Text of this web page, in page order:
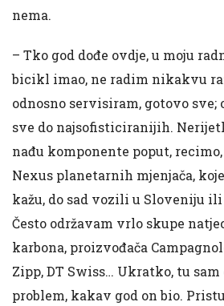
nema.
– Tko god dođe ovdje, u moju
bicikl imao, ne radim nikakvu
odnosno servisiram, gotovo
sve do najsofisticiranijih.
nađu komponente poput,
Nexus planetarnih mjenjača,
kažu, do sad vozili u Sloveniju
Često održavam vrlo skupe
karbona, proizvođača
Zipp, DT Swiss… Ukratko, tu
problem, kakav god on bio.